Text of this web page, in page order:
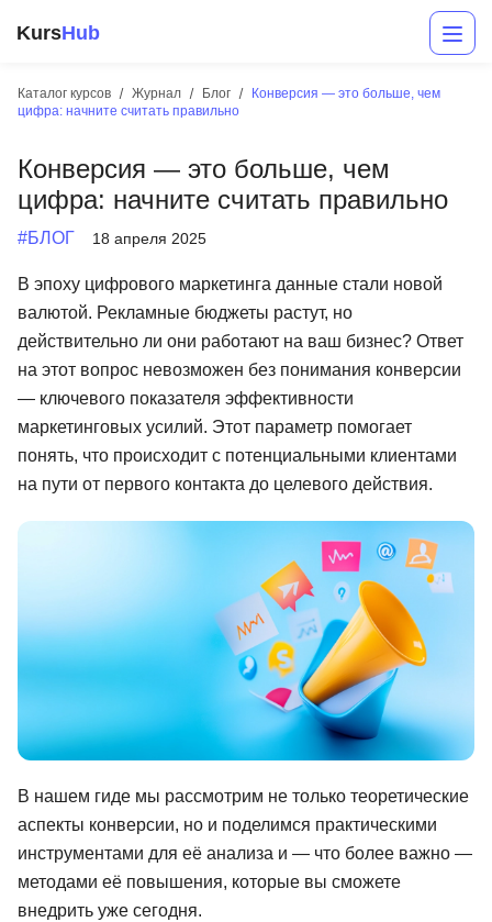
KursHub
Каталог курсов Журнал Блог
Конверсия — это больше, чем
цифра: начните считать правильно
Конверсия — это больше, чем
цифра: начните считать правильно
#БЛОГ 18 апреля 2025
В эпоху цифрового маркетинга данные стали новой
валютой. Рекламные бюджеты растут, но
действительно ли они работают на ваш бизнес? Ответ
на этот вопрос невозможен без понимания конверсии
— ключевого показателя эффективности
маркетинговых усилий. Этот параметр помогает
понять, что происходит с потенциальными клиентами
на пути от первого контакта до целевого действия.
В нашем гиде мы рассмотрим не только теоретические
аспекты конверсии, но и поделимся практическими
инструментами для её анализа и — что более важно —
методами её повышения, которые вы сможете
внедрить уже сегодня.
Разработка
Маркетинг
Дизайн
Аналитика
Менеджмент
Иностранные языки
Детям
Рейтинг онлайн-школ